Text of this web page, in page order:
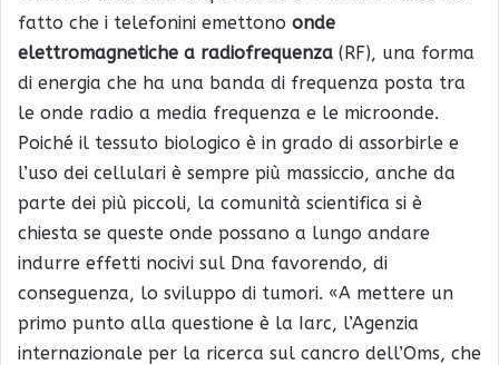
fatto che i telefonini emettono onde
elettromagnetiche a radiofrequenza (RF), una forma
di energia che ha una banda di frequenza posta tra
le onde radio a media frequenza e le microonde.
Poiché il tessuto biologico è in grado di assorbirle e
l’uso dei cellulari è sempre più massiccio, anche da
parte dei più piccoli, la comunità scientifica si è
chiesta se queste onde possano a lungo andare
indurre effetti nocivi sul Dna favorendo, di
conseguenza, lo sviluppo di tumori. «A mettere un
primo punto alla questione è la Iarc, l’Agenzia
internazionale per la ricerca sul cancro dell’Oms, che